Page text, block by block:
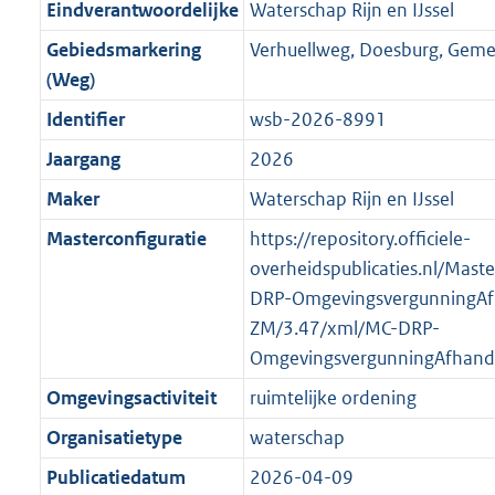
f
o
r
m
a
a
t
b
n
f
o
r
m
a
a
t
b
i
n
f
o
r
m
a
a
t
b
e
i
n
f
o
r
m
a
a
7
o
o
t
e
:
2
K
b
r
o
t
t
e
:
2
K
b
Eindverantwoordelijke Waterschap Rijn en IJssel
Gebiedsmarkering
(Weg)
Verhuellweg, Doesburg,
Identifier
wsb-2026-8991
Jaargang
2026
Maker
Waterschap Rijn en IJssel
Masterconfiguratie
https://repository.officiele-
overheidspublicaties.nl/
DRP-
ZM/3.47/xml/MC-DRP-
Omgevingsactiviteit
ruimtelijke ordening
Organisatietype
waterschap
Publicatiedatum
2026-04-09